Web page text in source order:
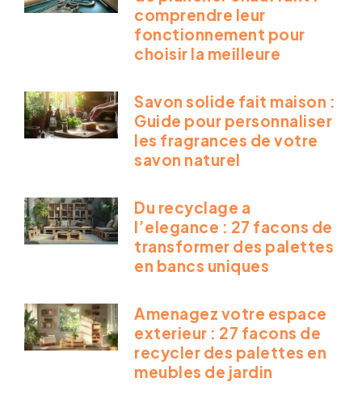
comprendre leur
fonctionnement pour
choisir la meilleure
Savon solide fait maison :
Guide pour personnaliser
les fragrances de votre
savon naturel
Du recyclage a
l’elegance : 27 facons de
transformer des palettes
en bancs uniques
Amenagez votre espace
exterieur : 27 facons de
recycler des palettes en
meubles de jardin